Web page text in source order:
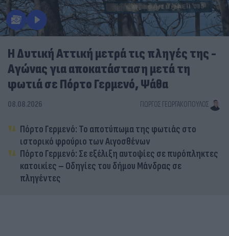
Η Δυτική Αττική μετρά τις πληγές της -
Αγώνας για αποκατάσταση μετά τη
φωτιά σε Πόρτο Γερμενό, Ψάθα
08.08.2026 ΓΙΏΡΓΟΣ ΓΕΩΡΓΑΚΌΠΟΥΛΟΣ
Πόρτο Γερμενό: Το αποτύπωμα της φωτιάς στο
ιστορικό φρούριο των Αιγοσθένων
Πόρτο Γερμενό: Σε εξέλιξη αυτοψίες σε πυρόπληκτες
κατοικίες – Οδηγίες του δήμου Μάνδρας σε
πληγέντες